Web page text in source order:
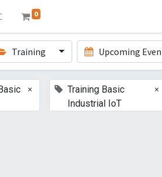
0
Training Upcoming
×
Training Basic
Industrial IoT
×